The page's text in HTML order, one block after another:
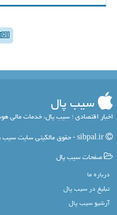
سیب پال
اخبار اقتصادی ؛ سیب پال، خدمات مالی
صفحات سیب پال
درباره ما
تبلیغ در سیب پال
آرشیو سیب پال